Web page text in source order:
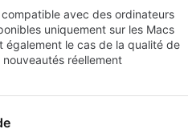
avec des ordinateurs
uniquement sur les Macs
également le cas de la qualité de
réellement